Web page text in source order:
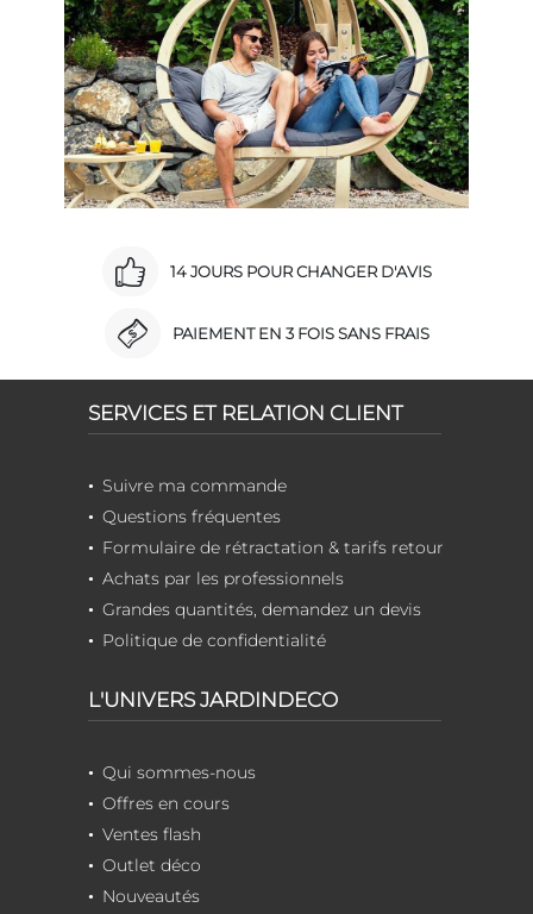
14 JOURS POUR CHANGER D'AVIS
PAIEMENT EN 3 FOIS SANS FRAIS
SERVICES ET RELATION CLIENT
Suivre ma commande
Questions fréquentes
Formulaire de rétractation & tarifs retour
Achats par les professionnels
Grandes quantités, demandez un devis
Politique de confidentialité
L'UNIVERS JARDINDECO
Qui sommes-nous
Offres en cours
Ventes flash
Outlet déco
Nouveautés